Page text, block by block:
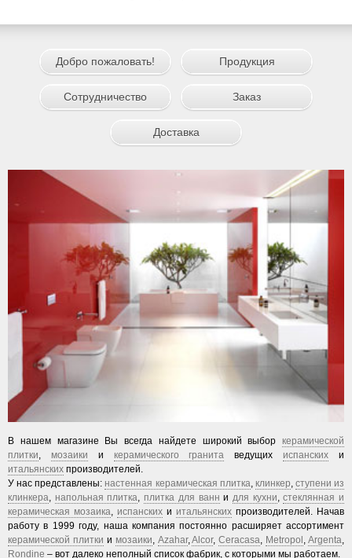
Добро пожаловать! Продукция
Сотрудничество Заказ
Доставка
В нашем магазине Вы всегда найдете широкий выбор керамической
плитки, мозаики и керамического гранита ведущих испанских и
итальянских производителей.
У нас представлены: настенная керамическая плитка, клинкер, ступени из
клинкера, напольная плитка, плитка для ванн и для кухни,стеклянная и
керамическая мозаика, испанских и итальянских производителей. Начав
работу в 1999 году, наша компания постоянно расширяет ассортимент
керамической плитки и мозаики, Azahar,Alcor,Ceracasa, Metropol , Argenta,
Rondine – вот далеко неполный список фабрик, с которыми мы работаем.